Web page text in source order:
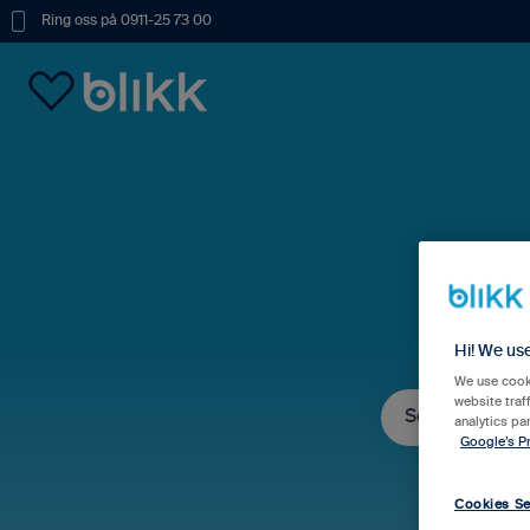
Ring oss på 0911-25 73 00
Hi! We
We use
website
analytics
Google’s
Cookies